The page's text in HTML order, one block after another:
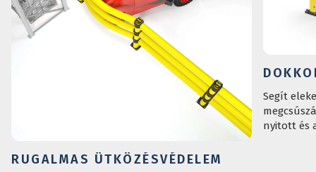
RUGALMAS ÜTKÖZÉSVÉDELEM
Segít
nyitott és